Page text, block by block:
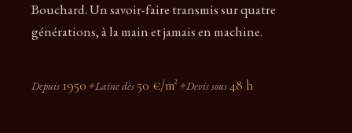
Bouchard. Un savoir-faire transmis sur quatre
générations, à la main et jamais en machine.
Depuis 1950 ✦Laine dès 50 €/m² ✦Devis sous48 h